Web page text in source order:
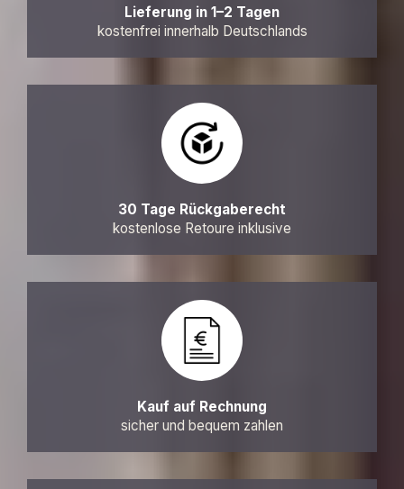
Lieferung in 1–2 Tagen
kostenfrei innerhalb Deutschlands
30 Tage Rückgaberecht
kostenlose Retoure inklusive
Kauf auf Rechnung
sicher und bequem zahlen